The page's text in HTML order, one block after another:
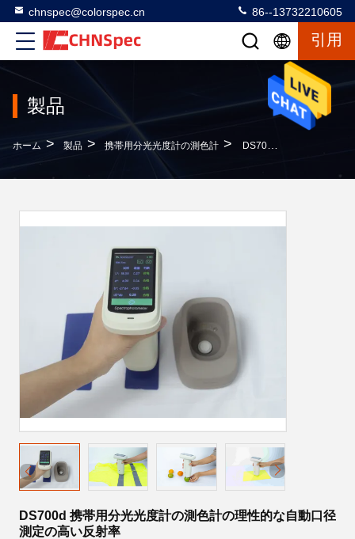
chnspec@colorspec.cn 86--13732210605
引用
製品
ホーム > 製品 > 携帯用分光光度計の測色計 > DS700d 携帯用分光光度計の測色計の理性的な自動口径測定の高い反射率
DS700d 携帯用分光光度計の測色計の理性的な自動口径
測定の高い反射率